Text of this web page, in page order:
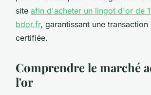
site afin d'acheter un lingot d'or de
bdor.fr, garantissant une transaction
certifiée.
Comprendre le marché
l'or